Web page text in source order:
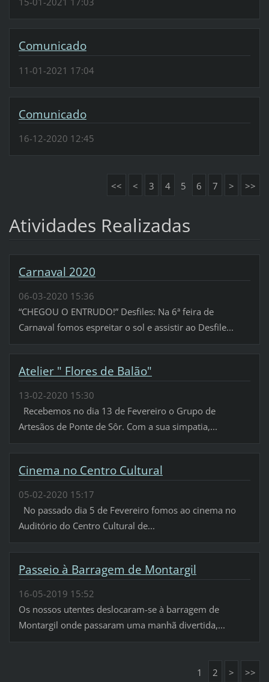
Comunicado
11-01-2021 17:04
Comunicado
16-12-2020 12:45
<< < 3 4 5 6 7 > >>
Atividades Realizadas
Carnaval 2020
06-03-2020 15:36
“CHEGOU O ENTRUDO!” Desfiles: Na 6ª feira de
Carnaval fomos espreitar o sol e assistir ao Desfile...
Atelier " Flores de Balão"
13-02-2020 15:30
Recebemos no dia 13 de Fevereiro o Grupo de
Artesãos de Ponte de Sôr. Com a sua simpatia,...
Cinema no Centro Cultural
05-02-2020 15:17
No passado dia 5 de Fevereiro fomos ao cinema no
Auditório do Centro Cultural de...
Passeio à Barragem de Montargil
16-05-2019 15:52
Os nossos utentes deslocaram-se à barragem de
Montargil onde passaram uma manhã divertida,...
1 2 > >>